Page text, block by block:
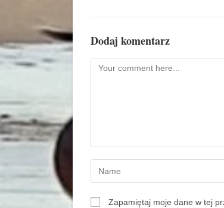
Dodaj komentarz
Zapamiętaj moje dane w tej